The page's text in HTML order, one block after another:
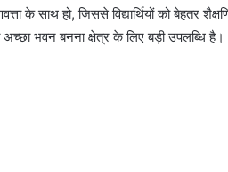
के साथ हो, जिससे विद्यार्थियों को बेहतर
भवन बनना क्षेत्र के लिए बड़ी उपलब्धि है।